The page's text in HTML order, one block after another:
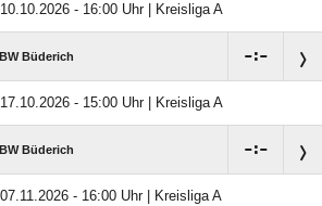
- 16:00 Uhr | Kreisliga A
BW Büderich :
- 15:00 Uhr | Kreisliga A
BW Büderich :
- 16:00 Uhr | Kreisliga A